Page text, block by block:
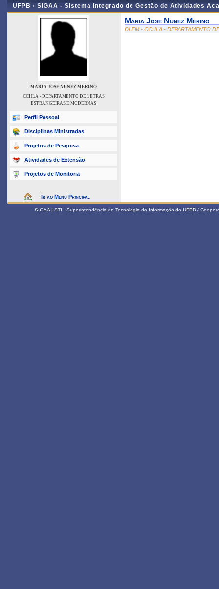
UFPB › SIGAA - Sistema Integrado de Gestão de Atividades
MARIA JOSE NUNEZ MERINO
CCHLA - DEPARTAMENTO DE LETRAS
ESTRANGEIRAS E MODERNAS
Perfil Pessoal
Disciplinas Ministradas
Projetos de Pesquisa
Atividades de Extensão
Projetos de Monitoria
Ir ao Menu Principal
Maria Jose Nunez Merino
DLEM - CCHLA - DEPARTAMENTO
SIGAA | STI - Superintendência de Tecnologia da Informação da UFPB /